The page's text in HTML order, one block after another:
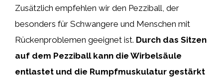
Zusätzlich empfehlen wir den Pezziball, der
besonders für Schwangere und Menschen mit
Rückenproblemen geeignet ist. Durch das Sitzen
auf dem Pezziball kann die Wirbelsäule
entlastet und die Rumpfmuskulatur gestärkt